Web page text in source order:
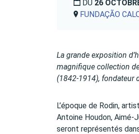
DU 26
FUNDAÇÃO
La grande exposition
magnifique collection
(1842-1914), fondateur
L’époque de Rodin,
Antoine Houdon, Aimé-
seront représentés